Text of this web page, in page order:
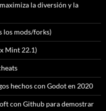
la diversión y la
los mods/forks)
Mint 22.1)
hechos con Godot en 2020
con Github para demostrar